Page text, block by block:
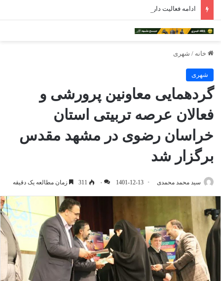
خانه / شهری
شهری
گردهمایی معاونین پرورشی و
فعالان عرصه تربیتی استان
خراسان رضوی در مشهد مقدس
برگزار شد
سید محمد محمدی 1401-12-13 ۰ 311 زمان مطالعه یک دقیقه